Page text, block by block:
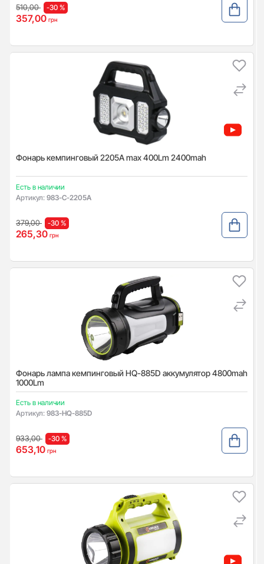
510,00 -30 %
357,00 грн
Фонарь кемпинговый 2205А max 400Lm 2400mah
Есть в наличии
Артикул: 983-C-2205A
379,00 -30 %
265,30 грн
Фонарь лампа кемпинговый HQ-885D аккумулятор 4800mah
1000Lm
Есть в наличии
Артикул: 983-HQ-885D
933,00 -30 %
653,10 грн